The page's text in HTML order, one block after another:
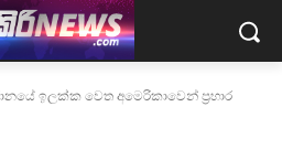
ඉලක්ක වෙත අමෙරිකාවෙන් ප්‍රහාර